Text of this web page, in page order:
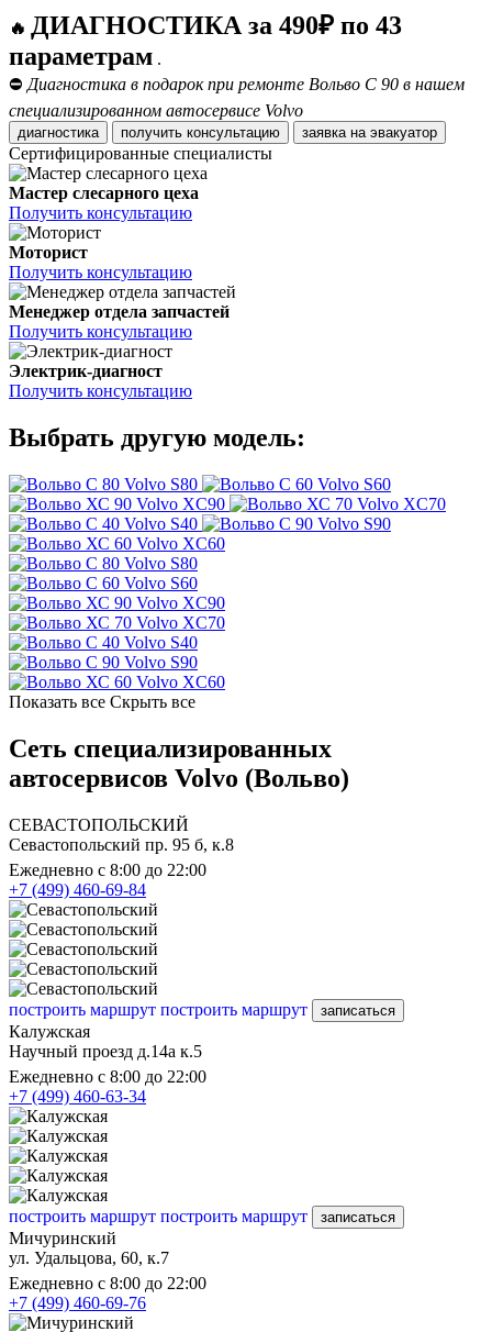
🔥 ДИАГНОСТИКА за 490₽ по 43
параметрам .
⛔ Диагностика в подарок при ремонте Вольво С 90 в нашем
специализированном автосервисе Volvo
диагностика получить консультацию заявка на эвакуатор
Сертифицированные специалисты
Мастер слесарного цеха
Получить консультацию
Моторист
Получить консультацию
Менеджер отдела запчастей
Получить консультацию
Электрик-диагност
Получить консультацию
Выбрать другую модель:
Volvo S80
Volvo S60
Volvo XC90
Volvo XC70
Volvo S40
Volvo S90
Volvo XC60
Volvo S80
Volvo S60
Volvo XC90
Volvo XC70
Volvo S40
Volvo S90
Volvo XC60
Показать все Скрыть все
Сеть специализированных
автосервисов Volvo (Вольво)
СЕВАСТОПОЛЬСКИЙ
Севастопольский пр. 95 б, к.8
Ежедневно с 8:00 до 22:00
+7 (499) 460-69-84
построить маршрут построить маршрут записаться
Калужская
Научный проезд д.14а к.5
Ежедневно с 8:00 до 22:00
+7 (499) 460-63-34
построить маршрут построить маршрут записаться
Мичуринский
ул. Удальцова, 60, к.7
Ежедневно с 8:00 до 22:00
+7 (499) 460-69-76